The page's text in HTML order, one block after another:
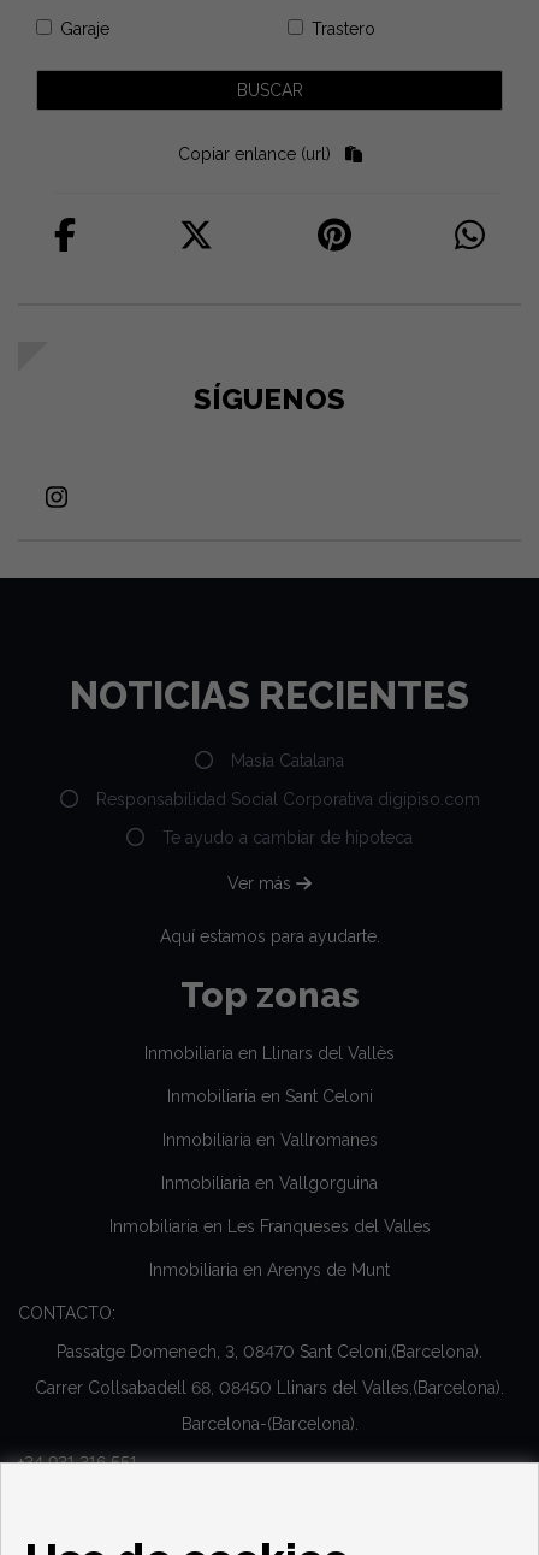
Garaje Trastero
Copiar enlance (url)
SÍGUENOS
NOTICIAS RECIENTES
Masía Catalana
Responsabilidad Social Corporativa digipiso.com
Te ayudo a cambiar de hipoteca
Ver más
Aquí estamos para ayudarte.
Top zonas
Inmobiliaria en Llinars del Vallès
Inmobiliaria en Sant Celoni
Inmobiliaria en Vallromanes
Inmobiliaria en Vallgorguina
Inmobiliaria en Les Franqueses del Valles
Inmobiliaria en Arenys de Munt
CONTACTO:
Passatge Domenech, 3, 08470 Sant Celoni,(Barcelona).
Carrer Collsabadell 68, 08450 Llinars del Valles,(Barcelona).
Barcelona-(Barcelona).
+34 931 316 551